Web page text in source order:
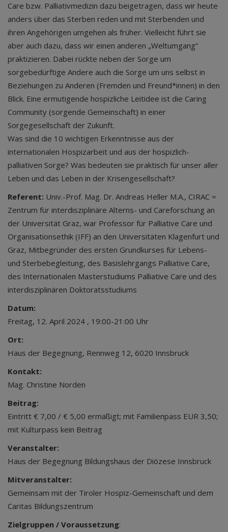
Care bzw. Palliativmedizin dazu beigetragen, dass wir heute
anders über das Sterben reden und mit Sterbenden und
ihren Angehörigen umgehen als früher. Vielleicht führt sie
aber auch dazu, dass wir einen anderen „Weltumgang“
praktizieren. Dabei rückte neben der Sorge um
sorgebedürftige Andere auch die Sorge um uns selbst in
Beziehungen zu Anderen (Fremden und Freund*innen) in den
Blick. Eine ermutigende hospizliche Leitidee ist die Caring
Community (sorgende Gemeinschaft) in einer
Sorgegesellschaft der Zukunft.
Was sind die 10 wichtigen Erkenntnisse aus der
internationalen Hospizarbeit und aus der hospizlich-
palliativen Sorge? Was bedeuten sie praktisch für unser aller
Leben und das Leben in der Krisengesellschaft?
Referent: Univ.-Prof. Mag. Dr. Andreas Heller M.A., CIRAC =
Zentrum für interdisziplinäre Alterns- und Careforschung an
der Universität Graz, war Professor für Palliative Care und
Organisationsethik (IFF) an den Universitäten Klagenfurt und
Graz, Mitbegründer des ersten Grundkurses für Lebens-
und Sterbebegleitung, des Basislehrgangs Palliative Care,
des Internationalen Masterstudiums Palliative Care und des
interdisziplinären Doktoratsstudiums
Datum:
Freitag, 12. April 2024 , 19:00-21:00 Uhr
Ort:
Haus der Begegnung, Rennweg 12, 6020 Innsbruck
Kontakt:
Mag. Christine Norden
Beitrag:
Eintritt € 7,00 / € 5,00 ermäßigt; mit Familienpass EUR 3,50;
mit Kulturpass kein Beitrag
Veranstalter:
Haus der Begegnung Bildungshaus der Diözese Innsbruck
Mitveranstalter:
Gemeinsam mit der Tiroler Hospiz-Gemeinschaft und dem
Caritas Bildungszentrum
Zielgruppen / Voraussetzung: